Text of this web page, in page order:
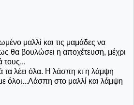
μαλλί και τις μαμάδες να
θα βουλώσει η αποχέτευση, μέχρι
τους...
τα λέει όλα. Η λάσπη κι η λάμψη
όλοι...Λάσπη στο μαλλί και λάμψη